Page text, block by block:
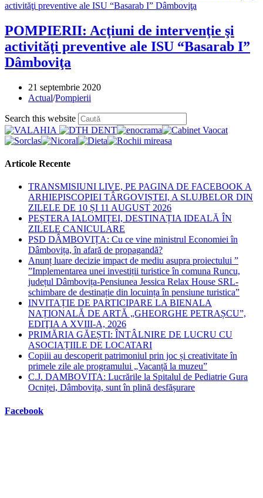
POMPIERII: Acţiuni de intervenţie şi
activităţi preventive ale ISU “Basarab I”
Dâmboviţa
Post
published:
21 septembrie 2020
Post
Actual/Pompierii
Search this website
Escape
Articole Recente
TRANSMISIUNI LIVE, PE PAGINA DE FACEBOOK A
ARHIEPISCOPIEI TÂRGOVIȘTEI, A SLUJBELOR DIN
ZILELE DE 10 ȘI 11 AUGUST 2026
PEȘTERA IALOMIȚEI, DESTINAȚIA IDEALĂ ÎN
ZILELE CANICULARE
PSD DÂMBOVIȚA: Cu ce vine ministrul Economiei în
Dâmbovița, în afară de propagandă?
Anunț luare decizie impact de mediu asupra proiectului ”
”Implementarea unei investiții turistice în comuna Runcu,
județul Dâmbovița-Pensiunea Jessica Relax House SRL-
schimbare de destinație din locuința în pensiune turistica”
INVITAȚIE DE PARTICIPARE LA BIENALA
NAȚIONALĂ DE ARTĂ „GHEORGHE PETRAȘCU”,
EDIŢIA A XVIII-A, 2026
PRIMĂRIA GĂEȘTI: ÎNTÂLNIRE DE LUCRU CU
ASOCIAȚIILE DE LOCATARI
Copiii au descoperit patrimoniul prin joc și creativitate în
primele zile ale programului „Vacanță la muzeu”
C.J. DAMBOVITA: Lucrările la Spitalul de Pediatrie Gura
Ocniței, Dâmbovița, sunt în plină desfășurare
Facebook